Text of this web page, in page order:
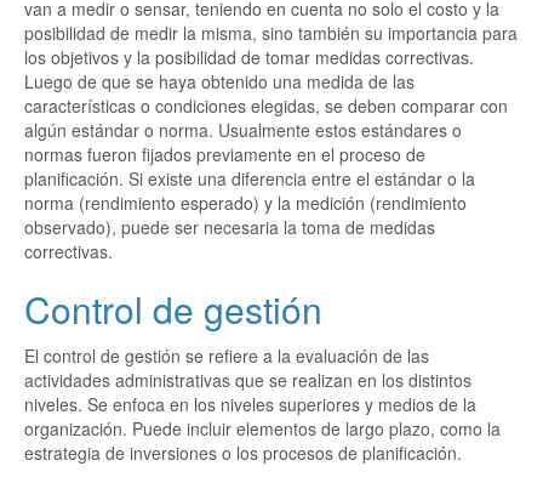
van a medir o sensar, teniendo en cuenta no solo el costo y la
posibilidad de medir la misma, sino también su importancia para
los objetivos y la posibilidad de tomar medidas correctivas.
Luego de que se haya obtenido una medida de las
características o condiciones elegidas, se deben comparar con
algún estándar o norma. Usualmente estos estándares o
normas fueron fijados previamente en el proceso de
planificación. Si existe una diferencia entre el estándar o la
norma (rendimiento esperado) y la medición (rendimiento
observado), puede ser necesaria la toma de medidas
correctivas.
Control de gestión
El control de gestión se refiere a la evaluación de las
actividades administrativas que se realizan en los distintos
niveles. Se enfoca en los niveles superiores y medios de la
organización. Puede incluir elementos de largo plazo, como la
estrategia de inversiones o los procesos de planificación.